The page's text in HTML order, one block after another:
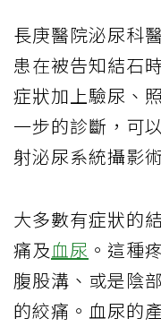
長庚醫院泌尿科
患在被告知結石
症狀加上驗尿、
一步的診斷，可
射泌尿系統攝影
大多數有症狀的
痛及血尿 。這種
腹股溝、或是陰
的絞痛。血尿的